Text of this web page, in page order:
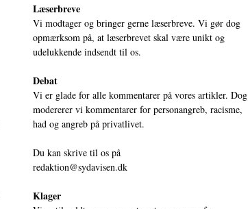
Læserbreve
Vi modtager og bringer gerne læserbreve. Vi gør dog
opmærksom på, at læserbrevet skal være unikt og
udelukkende indsendt til os.
Debat
Vi er glade for alle kommentarer på vores artikler. Dog
modererer vi kommentarer for personangreb, racisme,
had og angreb på privatlivet.
Du kan skrive til os på
redaktion@sydavisen.dk
Klager